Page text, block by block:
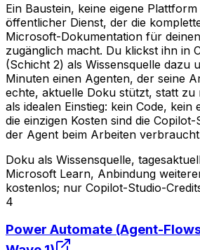
Ein Baustein, keine eigene
öffentlicher Dienst, der die
Microsoft-Dokumentation für
zugänglich macht. Du klickst ihn in
(Schicht 2) als Wissensquelle dazu
Minuten einen Agenten, der seine
echte, aktuelle Doku stützt, statt zu
als idealen Einstieg: kein Code, kein
die einzigen Kosten sind die
der Agent beim Arbeiten
Doku als Wissensquelle,
Microsoft Learn, Anbindung
kostenlos; nur Copilot-Studio-
4
Power Automate (Agent-